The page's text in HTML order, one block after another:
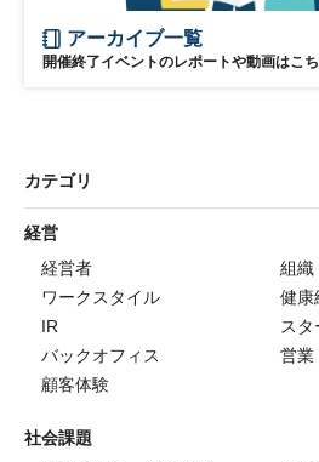
アーカイブ一覧
開催終了イベントのレポートや動画はこち
カテゴリ
経営
経営者
組織
ワークスタイル
健康
IR
スタ
バックオフィス
営業
顧客体験
社会課題